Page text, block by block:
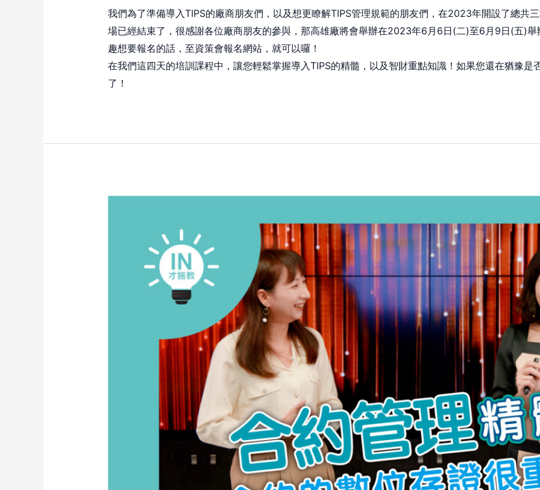
我們為了準備導入TIPS的廠商朋友們，以及想更瞭解TIPS管理規範的朋友們，在2023年開設了總共
場已經結束了，很感謝各位廠商朋友的參與，那高雄廠將會舉辦在2023年6月6日(二)至6月9日(五)
趣想要報名的話，至資策會報名網站，就可以囉！
在我們這四天的培訓課程中，讓您輕鬆掌握導入TIPS的精髓，以及智財重點知識！如果您還在猶豫是
了！